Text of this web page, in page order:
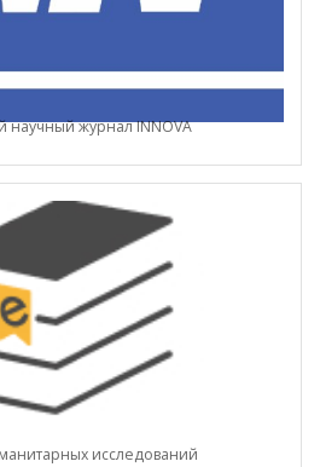
научный журнал INNOVA
исследований